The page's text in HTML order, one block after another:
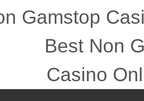
Gamstop
Best Non
Casino